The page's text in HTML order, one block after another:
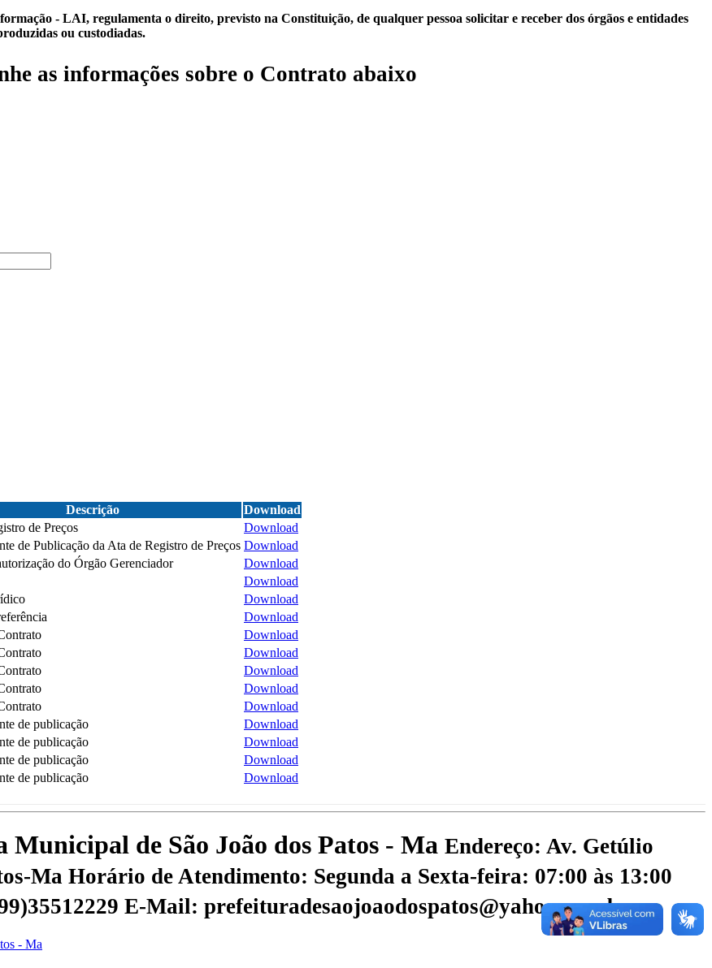
- LAI, regulamenta o direito, previsto na Constituição, de qualquer pessoa solicitar e receber dos órgãos e entidades
ou custodiadas.
as informações sobre o Contrato abaixo
Descrição
Download
de Preços
Download
de Publicação da Ata de Registro de Preços Download
do Órgão Gerenciador
Download
Download
Download
Download
Download
Download
Download
Download
Download
de publicação
Download
de publicação
Download
de publicação
Download
de publicação Download
de São João dos Patos - Ma Endereço: Av. Getúlio
Ma Horário de Atendimento: Segunda a Sexta-feira: 07:00 às 13:00
E-Mail: prefeituradesaojoaodospatos@yahoo.com.br
- Ma